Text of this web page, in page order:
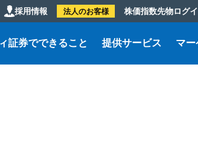
採用情報 法人のお客様 株価指数先物ログ
証券でできること 提供サービス マ